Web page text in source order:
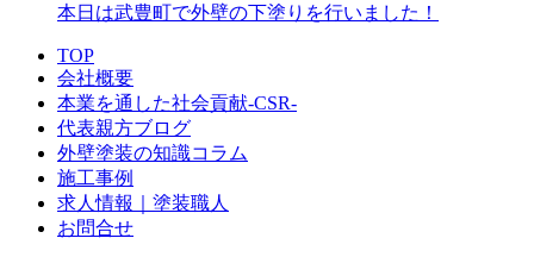
本日は武豊町で外壁の下塗りを行いました！
TOP
会社概要
本業を通した社会貢献-CSR-
代表親方ブログ
外壁塗装の知識コラム
施工事例
求人情報｜塗装職人
お問合せ